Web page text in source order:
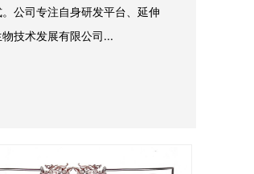
公司专注自身研发平台、延伸
技术发展有限公司...